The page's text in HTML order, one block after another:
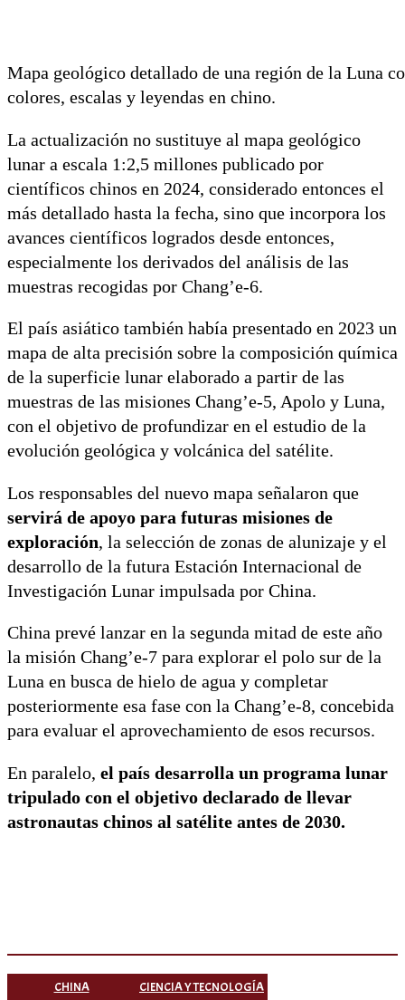
Mapa geológico detallado de una región de la Luna
colores, escalas y leyendas en chino.
La actualización no sustituye al mapa geológico
lunar a escala 1:2,5 millones publicado por
científicos chinos en 2024, considerado entonces el
más detallado hasta la fecha, sino que incorpora los
avances científicos logrados desde entonces,
especialmente los derivados del análisis de las
muestras recogidas por Chang’e-6.
El país asiático también había presentado en 2023 un
mapa de alta precisión sobre la composición química
de la superficie lunar elaborado a partir de las
muestras de las misiones Chang’e-5, Apolo y Luna,
con el objetivo de profundizar en el estudio de la
evolución geológica y volcánica del satélite.
Los responsables del nuevo mapa señalaron que
servirá de apoyo para futuras misiones de
exploración, la selección de zonas de alunizaje y el
desarrollo de la futura Estación Internacional de
Investigación Lunar impulsada por China.
China prevé lanzar en la segunda mitad de este año
la misión Chang’e-7 para explorar el polo sur de la
Luna en busca de hielo de agua y completar
posteriormente esa fase con la Chang’e-8, concebida
para evaluar el aprovechamiento de esos recursos.
En paralelo, el país desarrolla un programa lunar
tripulado con el objetivo declarado de llevar
astronautas chinos al satélite antes de 2030.
CHINA CIENCIA Y TECNOLOGÍA